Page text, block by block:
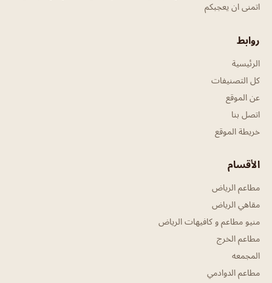
اتمنى ان يعجبكم
روابط
الرئيسية
كل التصنيفات
عن الموقع
اتصل بنا
خريطة الموقع
الأقسام
مطاعم الرياض
مقاهي الرياض
منيو مطاعم و كافيهات الرياض
مطاعم الخرج
المجمعه
مطاعم الدوادمي